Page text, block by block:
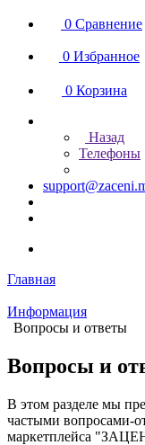
0 Сравнение
0 Избранное
0 Корзина
Назад
Телефоны
Главная
Информация
Вопросы и ответы
Вопросы и
В этом разделе мы
частыми вопросами-
маркетплейса